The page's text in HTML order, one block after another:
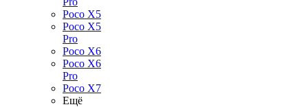
Poco X5
Poco X5
Pro
Poco X6
Poco X6
Pro
Poco X7
Ещё